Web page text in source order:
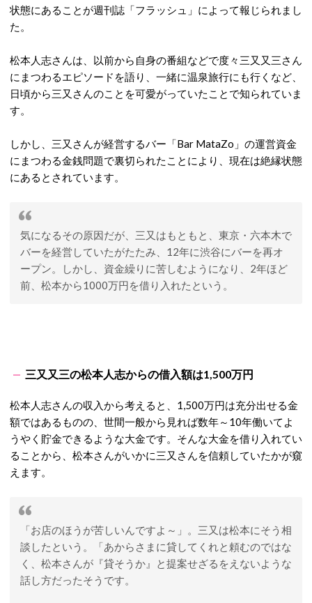
状態にあることが週刊誌「フラッシュ」によって報じられまし
た。
松本人志さんは、以前から自身の番組などで度々三又又三さん
にまつわるエピソードを語り、一緒に温泉旅行にも行くなど、
日頃から三又さんのことを可愛がっていたことで知られていま
す。
しかし、三又さんが経営するバー「Bar MataZo」の運営資金
にまつわる金銭問題で裏切られたことにより、現在は絶縁状態
にあるとされています。
気になるその原因だが、三又はもともと、東京・六本木で
バーを経営していたがたたみ、12年に渋谷にバーを再オ
ープン。しかし、資金繰りに苦しむようになり、2年ほど
前、松本から1000万円を借り入れたという。
三又又三の松本人志からの借入額は1,500万円
松本人志さんの収入から考えると、1,500万円は充分出せる金
額ではあるものの、世間一般から見れば数年～10年働いてよ
うやく貯金できるような大金です。そんな大金を借り入れてい
ることから、松本さんがいかに三又さんを信頼していたかが窺
えます。
「お店のほうが苦しいんですよ～」。三又は松本にそう相
談したという。「あからさまに貸してくれと頼むのではな
く、松本さんが『貸そうか』と提案せざるをえないような
話し方だったそうです。